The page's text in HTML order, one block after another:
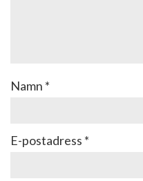
Namn *
E-postadress *